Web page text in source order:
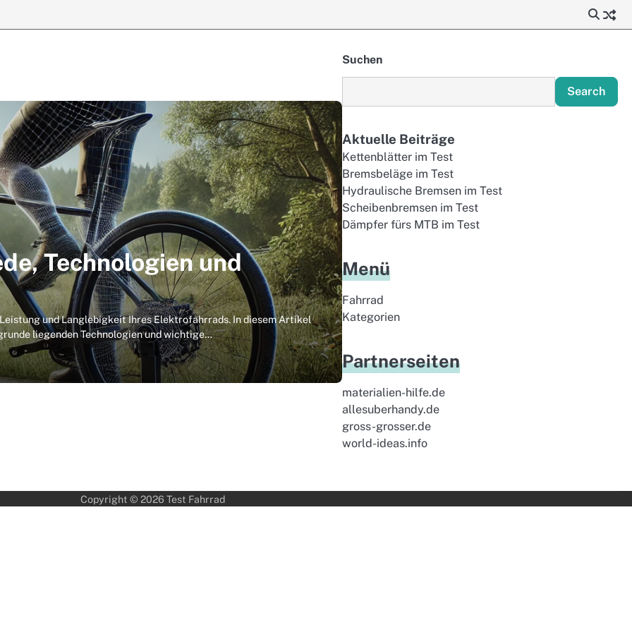
Technologien und
und Langlebigkeit Ihres Elektrofahrrads. In diesem Artikel
liegenden Technologien und wichtige…
Suchen
Search
Aktuelle Beiträge
Kettenblätter im Test
Bremsbeläge im Test
Hydraulische Bremsen im Test
Scheibenbremsen im Test
Dämpfer fürs MTB im Test
Menü
Fahrrad
Kategorien
Partnerseiten
materialien-hilfe.de
allesuberhandy.de
gross-grosser.de
world-ideas.info
Copyright © 2026 Test Fahrrad